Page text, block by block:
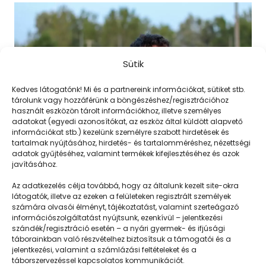
Sütik
Kedves látogatónk! Mi és a partnereink információkat, sütiket stb.
tárolunk vagy hozzáférünk a böngészéshez/regisztrációhoz
használt eszközön tárolt információkhoz, illetve személyes
adatokat (egyedi azonosítókat, az eszköz által küldött alapvető
információkat stb.) kezelünk személyre szabott hirdetések és
tartalmak nyújtásához, hirdetés- és tartalomméréshez, nézettségi
adatok gyűjtéséhez, valamint termékek kifejlesztéséhez és azok
javításához.
Az adatkezelés célja továbbá, hogy az általunk kezelt site-okra
látogatók, illetve az ezeken a felületeken regisztrált személyek
számára olvasói élményt, tájékoztatást, valamint szerteágazó
információszolgáltatást nyújtsunk, ezenkívül – jelentkezési
szándék/regisztráció esetén – a nyári gyermek- és ifjúsági
táborainkban való részvételhez biztosítsuk a támogatói és a
jelentkezési, valamint a számlázási feltételeket és a
táborszervezéssel kapcsolatos kommunikációt.
Kedvesen, határozottan, pozitívan